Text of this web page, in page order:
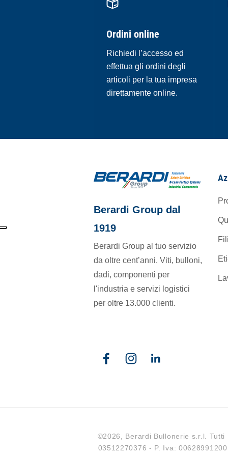
Ordini online
Richiedi l’accesso ed
effettua gli ordini degli
articoli per la tua impresa
direttamente online.
Berardi Group dal
1919
Berardi Group al tuo servizio
da oltre cent’anni. Viti, bulloni,
dadi, componenti per
l'industria e servizi logistici
per oltre 13.000 clienti.
FacebookInstagramLinkedin
©2026, Berardi Bullonerie s.r.l.
03512270376 - P. Iva: